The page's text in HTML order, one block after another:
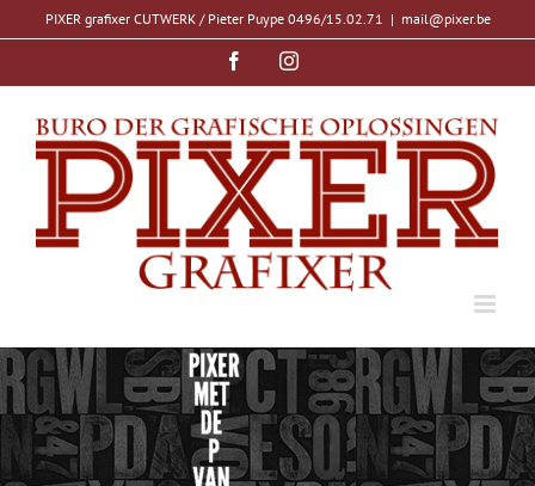
naar
PIXER grafixer CUTWERK / Pieter Puype 0496/15.02.71 | mail@pixer.be
FacebookInstagram